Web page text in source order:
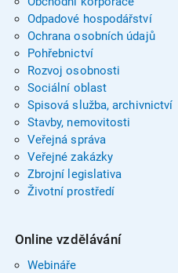
Odpadové hospodářství
Ochrana osobních údajů
Pohřebnictví
Rozvoj osobnosti
Sociální oblast
Spisová služba, archivnictví
Stavby, nemovitosti
Veřejná správa
Veřejné zakázky
Zbrojní legislativa
Životní prostředí
Online vzdělávání
Webináře